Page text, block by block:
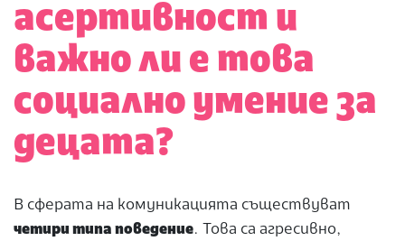
асертивност и
важно ли е това
социално умение за
децата?
В сферата на комуникацията съществуват
четири типа поведение. Това са агресивно,